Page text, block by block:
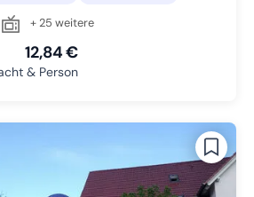
+ 25 weitere
12,84 €
& Person